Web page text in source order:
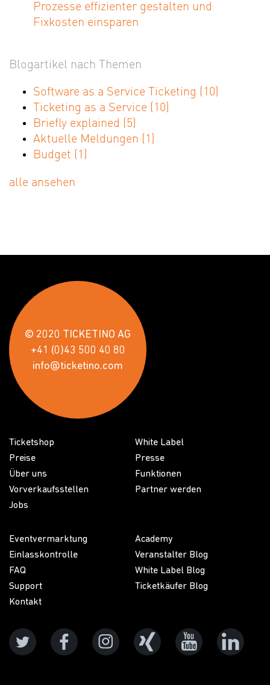
Prozesse effizienter gestalten und
Fixkosten einsparen
Blogartikel nach Themen
Software as a Service Ticketing (10)
Ticketing as a Service (10)
Briefly explained (5)
Aktuelle Meldungen (1)
Budget (1)
alle ansehen
© 2020 TICKETINO AG
+41 (0)43 500 40 80
info@ticketino.com
Ticketshop
Preise
Über uns
Vorverkaufsstellen
Jobs
White Label
Presse
Funktionen
Partner werden
Eventvermarktung
Einlasskontrolle
FAQ
Support
Kontakt
Academy
Veranstalter Blog
White Label Blog
Ticketkäufer Blog